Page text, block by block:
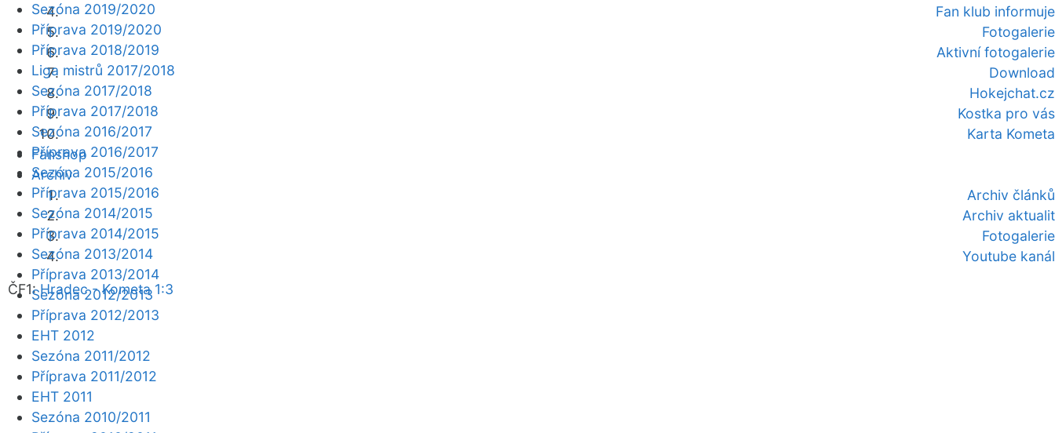
Fan klub informuje
Fotogalerie
Aktivní fotogalerie
Download
Hokejchat.cz
Kostka pro vás
Karta Kometa
Fanshop
Archiv
Archiv článků
Archiv aktualit
Fotogalerie
Youtube kanál
ČF1:Hradec - Kometa 1:3
Sezóna 2019/2020
Příprava 2019/2020
Příprava 2018/2019
Liga mistrů 2017/2018
Sezóna 2017/2018
Příprava 2017/2018
Sezóna 2016/2017
Příprava 2016/2017
Sezóna 2015/2016
Příprava 2015/2016
Sezóna 2014/2015
Příprava 2014/2015
Sezóna 2013/2014
Příprava 2013/2014
Sezóna 2012/2013
Příprava 2012/2013
EHT 2012
Sezóna 2011/2012
Příprava 2011/2012
EHT 2011
Sezóna 2010/2011